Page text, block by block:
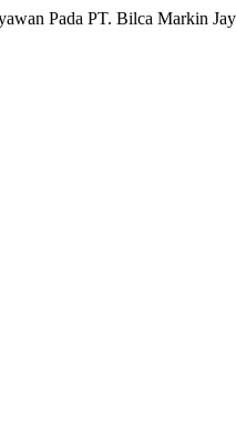
Pada PT. Bilca Markin